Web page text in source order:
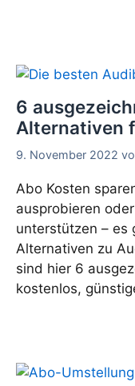
6
Alternativen
9. November 2022
Abo Kosten
ausprobieren
unterstützen – es
Alternativen zu
sind hier 6
kostenlos,